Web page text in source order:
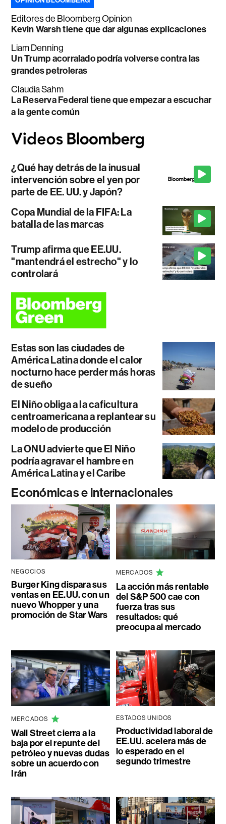
Editores de Bloomberg Opinion
Kevin Warsh tiene que dar algunas explicaciones
Liam Denning
Un Trump acorralado podría volverse contra las
grandes petroleras
Claudia Sahm
La Reserva Federal tiene que empezar a escuchar
a la gente común
¿Qué hay detrás de la inusual
intervención sobre el yen por
parte de EE. UU. y Japón?
Copa Mundial de la FIFA: La
batalla de las marcas
Trump afirma que EE.UU.
"mantendrá el estrecho" y lo
controlará
Estas son las ciudades de
América Latina donde el calor
nocturno hace perder más horas
de sueño
El Niño obliga a la caficultura
centroamericana a replantear su
modelo de producción
La ONU advierte que El Niño
podría agravar el hambre en
América Latina y el Caribe
Económicas e internacionales
NEGOCIOS
Burger King dispara sus
ventas en EE.UU. con un
nuevo Whopper y una
promoción de Star Wars
MERCADOS
La acción más rentable
del S&P 500 cae con
fuerza tras sus
resultados: qué
preocupa al mercado
MERCADOS
Wall Street cierra a la
baja por el repunte del
petróleo y nuevas dudas
sobre un acuerdo con
Irán
ESTADOS UNIDOS
Productividad laboral de
EE.UU. acelera más de
lo esperado en el
segundo trimestre